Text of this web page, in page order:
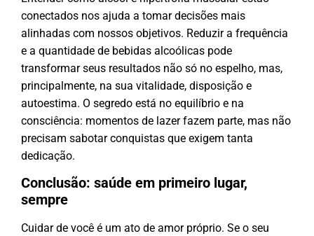
conectados nos ajuda a tomar decisões mais
alinhadas com nossos objetivos. Reduzir a frequência
e a quantidade de bebidas alcoólicas pode
transformar seus resultados não só no espelho, mas,
principalmente, na sua vitalidade, disposição e
autoestima. O segredo está no equilíbrio e na
consciência: momentos de lazer fazem parte, mas não
precisam sabotar conquistas que exigem tanta
dedicação.
Conclusão: saúde em primeiro lugar,
sempre
Cuidar de você é um ato de amor próprio. Se o seu